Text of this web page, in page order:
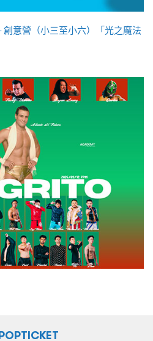
創意營（小三至小六）「光之魔法